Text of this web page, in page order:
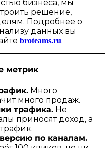
бизнеса, мы
решение,
Подробнее о
данных вы
broteams.ru.
метрик
Много
много продаж.
трафика. Не
приносят доход, а
по каналам.